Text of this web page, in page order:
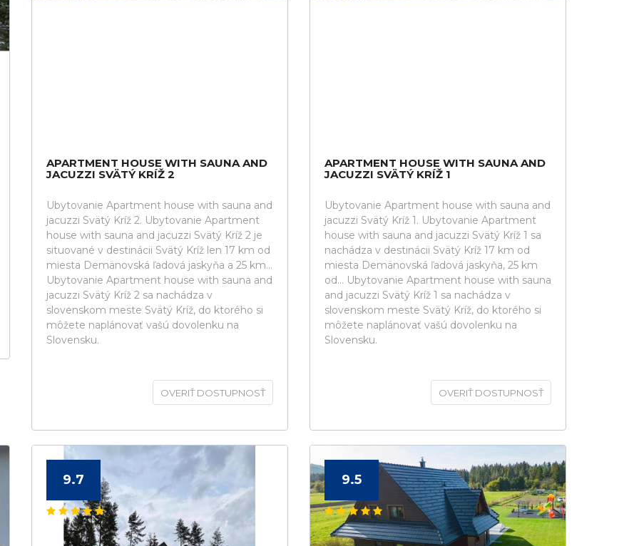
APARTMENT HOUSE WITH SAUNA AND
JACUZZI SVÄTÝ KRÍŽ 2
Ubytovanie Apartment house with sauna and
jacuzzi Svätý Kríž 2. Ubytovanie Apartment
house with sauna and jacuzzi Svätý Kríž 2 je
situované v destinácii Svätý Kríž len 17 km od
miesta Demänovská ľadová jaskyňa a 25 km...
Ubytovanie Apartment house with sauna and
jacuzzi Svätý Kríž 2 sa nachádza v
slovenskom meste Svätý Kríž, do ktorého si
môžete naplánovať vašú dovolenku na
Slovensku.
OVERIŤ DOSTUPNOSŤ
APARTMENT HOUSE WITH SAUNA AND
JACUZZI SVÄTÝ KRÍŽ 1
Ubytovanie Apartment house with sauna and
jacuzzi Svätý Kríž 1. Ubytovanie Apartment
house with sauna and jacuzzi Svätý Kríž 1 sa
nachádza v destinácii Svätý Kríž 17 km od
miesta Demänovská ľadová jaskyňa, 25 km
od... Ubytovanie Apartment house with sauna
and jacuzzi Svätý Kríž 1 sa nachádza v
slovenskom meste Svätý Kríž, do ktorého si
môžete naplánovať vašú dovolenku na
Slovensku.
OVERIŤ DOSTUPNOSŤ
9.7 9.5